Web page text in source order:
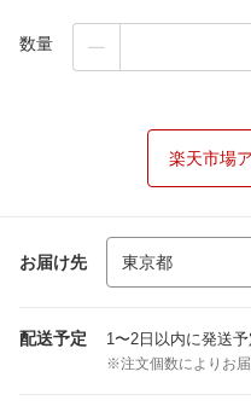
数量
楽天市場
お届け先
配送予定 1〜2日以内に発送
※注文個数によりお届